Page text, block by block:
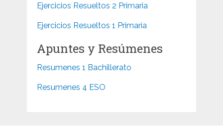
Ejercicios Resueltos 2 Primaria
Ejercicios Resueltos 1 Primaria
Apuntes y Resúmenes
Resumenes 1 Bachillerato
Resumenes 4 ESO